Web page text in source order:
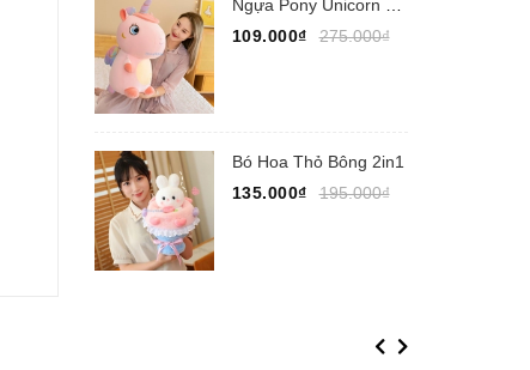
109.000₫
275.000₫
Bó Hoa Thỏ Bông 2in1
135.000₫
195.000₫
Previous
Next